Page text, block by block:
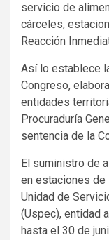
servicio de
cárceles,
Reacción
Así lo establece
Congreso,
entidades
Procuraduría
sentencia de la
El suministro de
en estaciones de
Unidad de
(Uspec), entidad
hasta el 30 de